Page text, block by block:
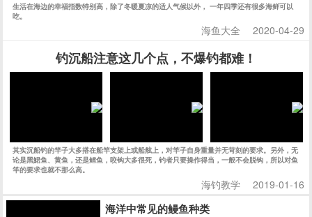
生活在海边的幸福指数特别高，除了冬暖夏凉的适人气候以外， 一年四季还有很多海鲜可以
吃。
海鱼大全 2020-04-29
钓沉船注意这几个点，不爆钓都难！
其实沉船钓的竿子大多搭在船竿支架上或船舷上，对竿子自身重量并无苛刻的要求。另外，无
论是黑鮶鱼、黄鱼，还是鳕鱼，咬钩大多很死，钓者只要操作得当，一般不会脱钩，所以对鱼
竿的要求也就不那么高。
海钓教学 2019-01-16
海洋中常见的鳗鱼种类